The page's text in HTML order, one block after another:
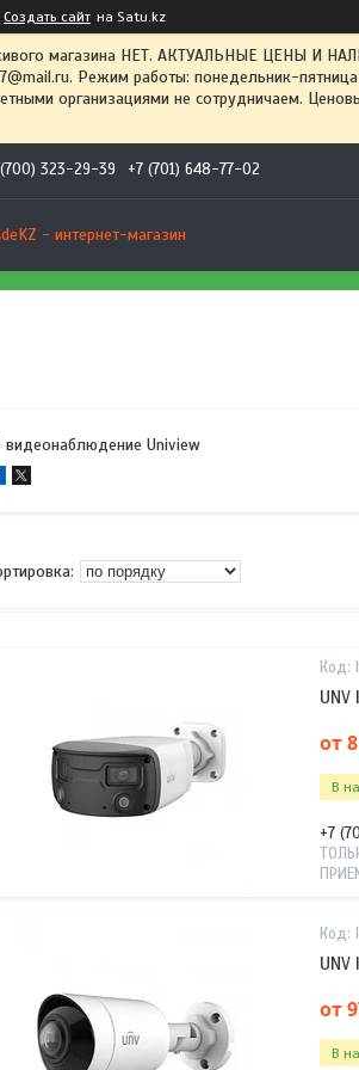
Создать сайт на Satu.kz
магазина НЕТ. АКТУАЛЬНЫЕ ЦЕНЫ И
Режим работы: понедельник-
организациями не сотрудничаем.
323-29-39 +7 (701) 648-77-02
- интернет-магазин
видеонаблюдение Uniview
от
В
+7
от
В